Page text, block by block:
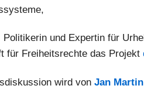
Politikerin und Expertin für
für Freiheitsrechte das Projekt
wird von Jan